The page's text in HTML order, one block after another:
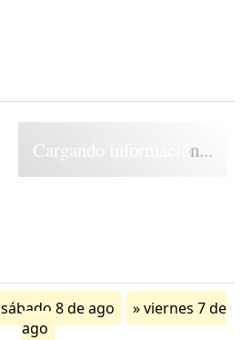
Cargando información...
sábado 8 de ago
viernes 7 de
ago